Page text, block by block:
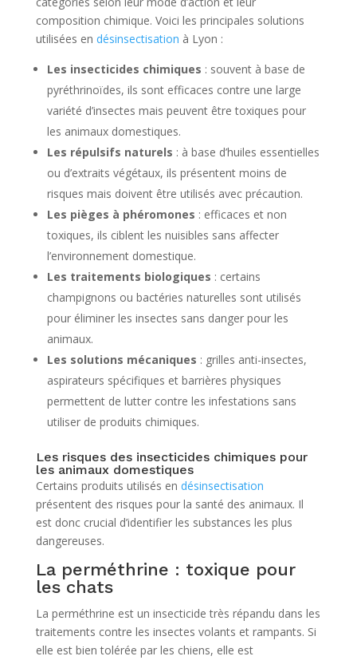
composition chimique. Voici les principales solutions
utilisées en désinsectisation à Lyon :
Les insecticides chimiques : souvent à base de
pyréthrinoïdes, ils sont efficaces contre une large
variété d’insectes mais peuvent être toxiques pour
les animaux domestiques.
Les répulsifs naturels : à base d’huiles essentielles
ou d’extraits végétaux, ils présentent moins de
risques mais doivent être utilisés avec précaution.
Les pièges à phéromones : efficaces et non
toxiques, ils ciblent les nuisibles sans affecter
l’environnement domestique.
Les traitements biologiques : certains
champignons ou bactéries naturelles sont utilisés
pour éliminer les insectes sans danger pour les
animaux.
Les solutions mécaniques : grilles anti-insectes,
aspirateurs spécifiques et barrières physiques
permettent de lutter contre les infestations sans
utiliser de produits chimiques.
Les risques des insecticides chimiques pour
les animaux domestiques
Certains produits utilisés en désinsectisation
présentent des risques pour la santé des animaux. Il
est donc crucial d’identifier les substances les plus
dangereuses.
La perméthrine : toxique pour
les chats
La perméthrine est un insecticide très répandu dans les
traitements contre les insectes volants et rampants. Si
elle est bien tolérée par les chiens, elle est